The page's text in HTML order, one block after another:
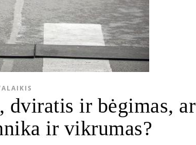
dviratis ir bėgimas, ar
ir vikrumas?